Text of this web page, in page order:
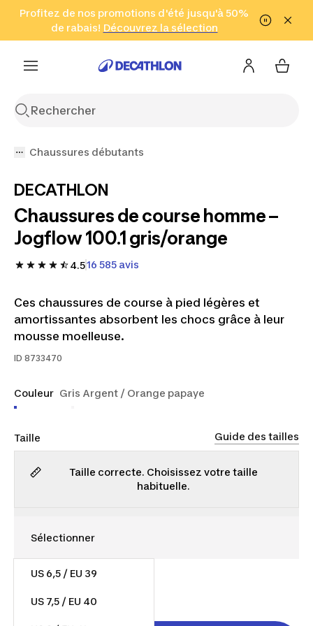
Aller à la recherche Aller au contenu Aller au pied de
Profitez de nos promotions d'été jusqu'à 50%
de rabais! Découvrez la sélection
Cliquez ici
en seulement 2 h!
(Zones sélectionnées)
Chaussures débutants
DECATHLON
Chaussures de course homme –
Jogflow 100.1 gris/orange
4.516 585 avis
Ces chaussures de course à pied légères et
amortissantes absorbent les chocs grâce à leur
mousse moelleuse.
ID 8733470
Couleur Gris Argent / Orange papaye
Taille Guide des tailles
Taille correcte. Choisissez votre taille
habituelle.
US 6,5 / EU 39
US 7,5 / EU 40